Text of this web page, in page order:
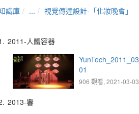
識庫 ... 視覺傳達設計-「化妝晚會」
2011-人體容器
01
906 觀看, 2021-03-03
2013-響